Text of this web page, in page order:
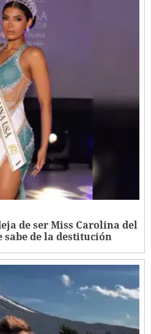
de ser Miss Carolina del
sabe de la destitución